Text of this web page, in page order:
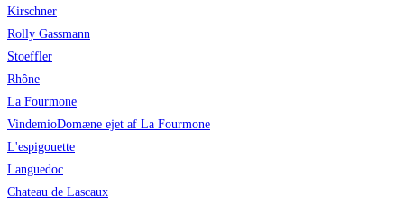
Kirschner
Rolly Gassmann
Stoeffler
Rhône
La Fourmone
VindemioDomæne ejet af La Fourmone
L'espigouette
Languedoc
Chateau de Lascaux